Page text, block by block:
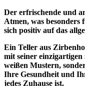
Der erfrischende und
Atmen, was
sich positiv auf das
Ein Teller aus
mit seiner
weißen Mustern,
Ihre Gesundheit und
jedes Zuhause ist.